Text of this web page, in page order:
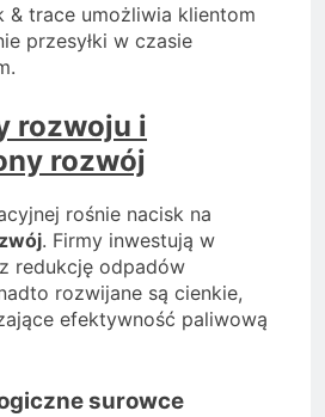
& trace umożliwia klientom
przesyłki w czasie
rozwoju i
rozwój
rośnie nacisk na
. Firmy inwestują w
redukcję odpadów
rozwijane są cienkie,
efektywność paliwową
surowce